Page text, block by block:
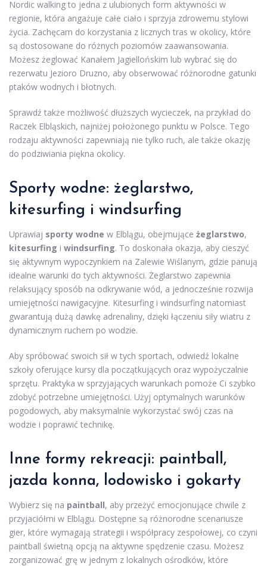
Nordic walking to jedna z ulubionych form aktywności w
regionie, która angażuje całe ciało i sprzyja zdrowemu stylowi
życia. Zachęcam do korzystania z licznych tras w okolicy, które
są dostosowane do różnych poziomów zaawansowania.
Możesz żeglować Kanałem Jagiellońskim lub wybrać się do
rezerwatu Jezioro Druzno, aby obserwować różnorodne gatunki
ptaków wodnych i błotnych.
Sprawdź także możliwość dłuższych wycieczek, na przykład do
Raczek Elbląskich, najniżej położonego punktu w Polsce. Tego
rodzaju aktywności zapewniają nie tylko ruch, ale także okazję
do podziwiania piękna okolicy.
Sporty wodne: żeglarstwo,
kitesurfing i windsurfing
Uprawiaj sporty wodne w Elblągu, obejmujące żeglarstwo,
kitesurfing i windsurfing. To doskonała okazja, aby cieszyć
się aktywnym wypoczynkiem na Zalewie Wiślanym, gdzie panują
idealne warunki do tych aktywności. Żeglarstwo zapewnia
relaksujący sposób na odkrywanie wód, a jednocześnie rozwija
umiejętności nawigacyjne. Kitesurfing i windsurfing natomiast
gwarantują dużą dawkę adrenaliny, dzięki łączeniu siły wiatru z
dynamicznym ruchem po wodzie.
Aby spróbować swoich sił w tych sportach, odwiedź lokalne
szkoły oferujące kursy dla początkujących oraz wypożyczalnie
sprzętu. Praktyka w sprzyjających warunkach pomoże Ci szybko
zdobyć potrzebne umiejętności. Użyj optymalnych warunków
pogodowych, aby maksymalnie wykorzystać swój czas na
wodzie i poprawić technikę.
Inne formy rekreacji: paintball,
jazda konna, lodowisko i gokarty
Wybierz się na paintball, aby przeżyć emocjonujące chwile z
przyjaciółmi w Elblągu. Dostępne są różnorodne scenariusze
gier, które wymagają strategii i współpracy zespołowej, co czyni
paintball świetną opcją na aktywne spędzenie czasu. Możesz
zorganizować grę w jednym z lokalnych ośrodków, które